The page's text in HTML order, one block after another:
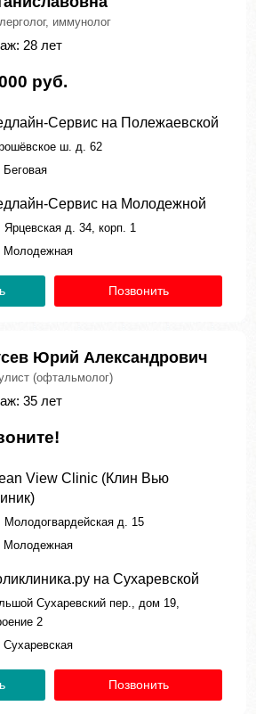
иммунолог
28 лет
руб.
Сервис на Полежаевской
ш. д. 62
Беговая
Сервис на Молодежной
Ярцевская д. 34, корп. 1
Молодежная
Позвонить
Юрий Александрович
(офтальмолог)
35 лет
View Clinic (Клин Вью
Молодогвардейская д. 15
Молодежная
на Сухаревской
Сухаревский пер., дом 19,
2
Сухаревская
Позвонить